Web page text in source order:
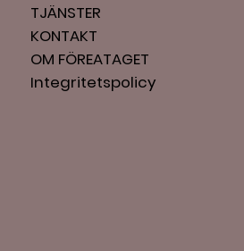
TJÄNSTER
KONTAKT
OM FÖREATAGET
Integritetspolicy